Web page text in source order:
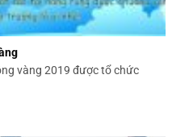
vàng 2019 được tổ chức